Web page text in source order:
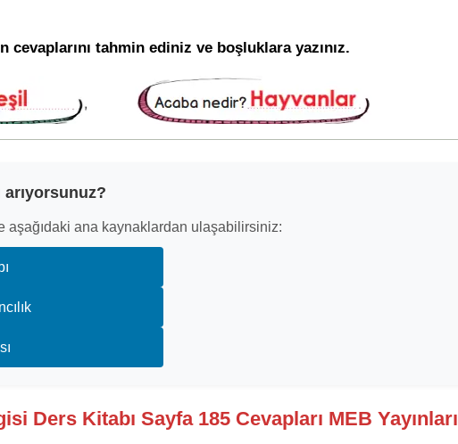
cevaplarını tahmin ediniz ve boşluklara yazınız.
arıyorsunuz?
aşağıdaki ana kaynaklardan ulaşabilirsiniz:
Ders Kitabı Sayfa 185 Cevapları MEB Yayınları